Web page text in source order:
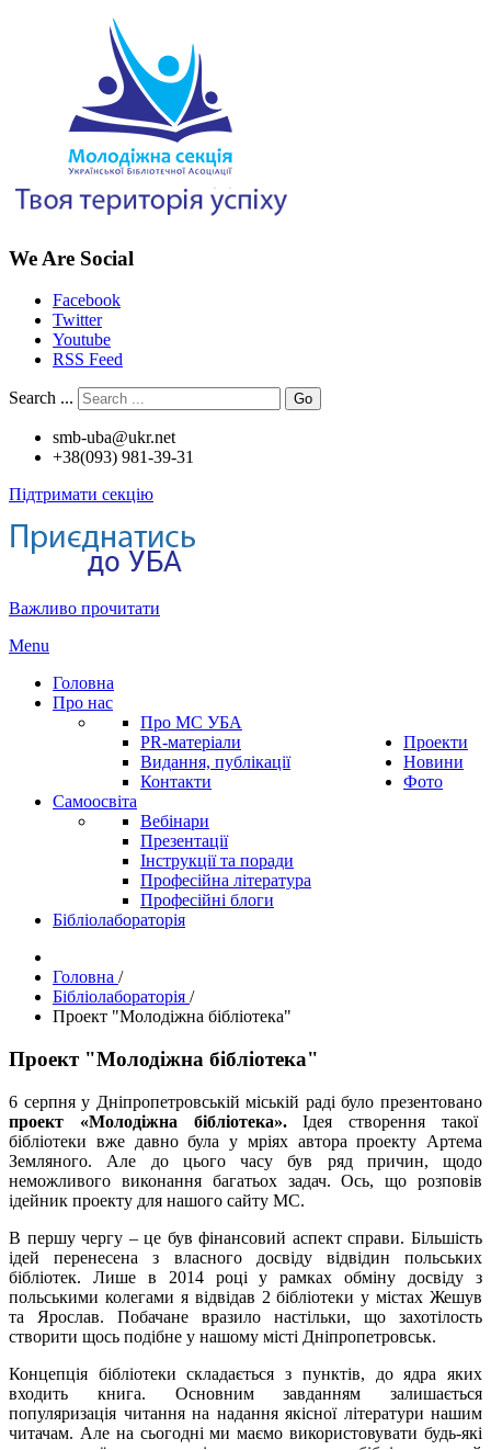
We Are Social
Facebook
Twitter
Youtube
RSS Feed
Search ... Go
smb-uba@ukr.net
+38(093) 981-39-31
Підтримати секцію
Важливо прочитати
Menu
Головна
Про нас
Про МС УБА
PR-матеріали
Видання, публікації
Контакти
Проекти
Новини
Фото
Самоосвіта
Вебінари
Презентації
Інструкції та поради
Професійна література
Професійні блоги
Бібліолабораторія
Головна /
Бібліолабораторія /
Проект "Молодіжна бібліотека"
Проект "Молодіжна бібліотека"
6 серпня у Дніпропетровській міській раді було презентовано
проект «Молодіжна бібліотека».Ідея створення такої
бібліотеки вже давно була у мріях автора проекту Артема
Земляного. Але до цього часу був ряд причин, щодо
неможливого виконання багатьох задач. Ось, що розповів
ідейник проекту для нашого сайту МС.
В першу чергу – це був фінансовий аспект справи. Більшість
ідей перенесена з власного досвіду відвідин польських
бібліотек. Лише в 2014 році у рамках обміну досвіду з
польськими колегами я відвідав 2 бібліотеки у містах Жешув
та Ярослав. Побачане вразило настільки, що захотілость
створити щось подібне у нашому місті Дніпропетровськ.
Концепція бібліотеки складається з пунктів, до ядра яких
входить книга. Основним завданням залишається
популяризація читання на надання якісної літератури нашим
читачам. Але на сьогодні ми маємо використовувати будь-які